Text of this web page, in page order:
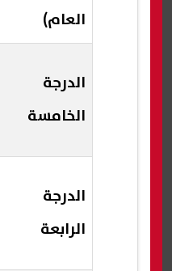
العام)
الدرجة
الخامسة
الدرجة
الرابعة